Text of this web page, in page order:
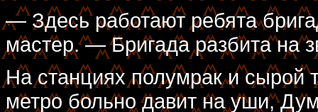
— Здесь работают ребята
мастер. — Бригада разбита на
На станциях полумрак и сырой
метро больно давит на уши,